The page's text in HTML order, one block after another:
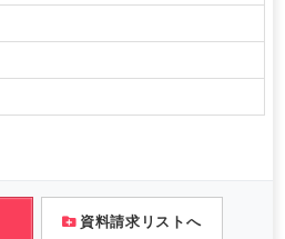
資料請求リストへ